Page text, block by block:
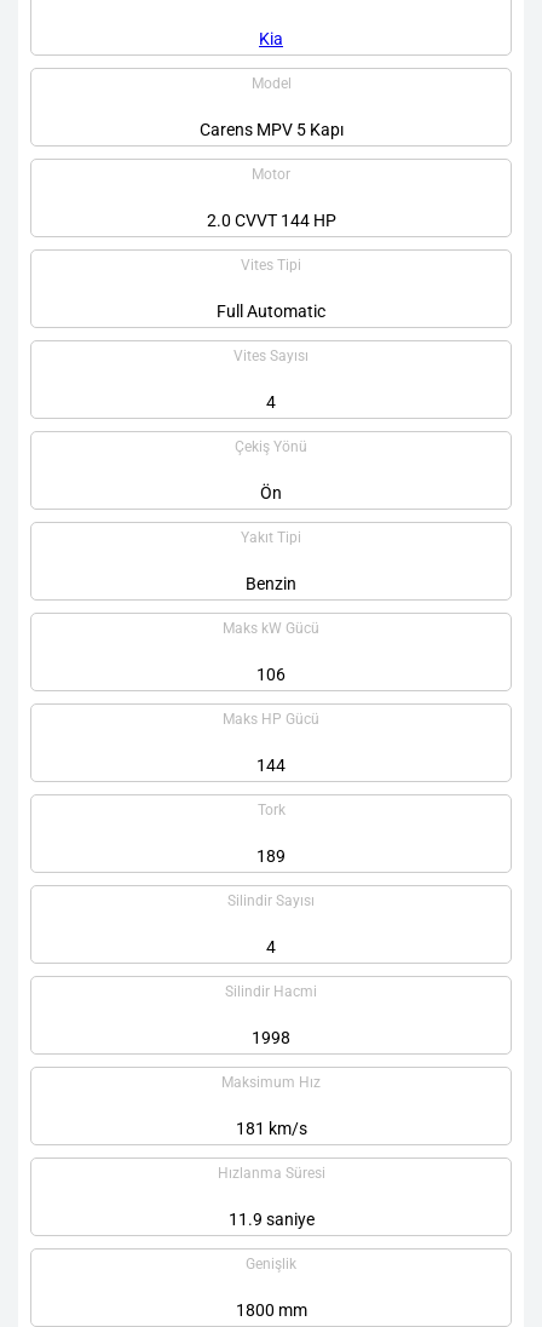
Kia
Model
Carens MPV 5 Kapı
Motor
2.0 CVVT 144 HP
Vites Tipi
Full Automatic
Vites Sayısı
4
Çekiş Yönü
Ön
Yakıt Tipi
Benzin
Maks kW Gücü
106
Maks HP Gücü
144
Tork
189
Silindir Sayısı
4
Silindir Hacmi
1998
Maksimum Hız
181 km/s
Hızlanma Süresi
11.9 saniye
Genişlik
1800 mm